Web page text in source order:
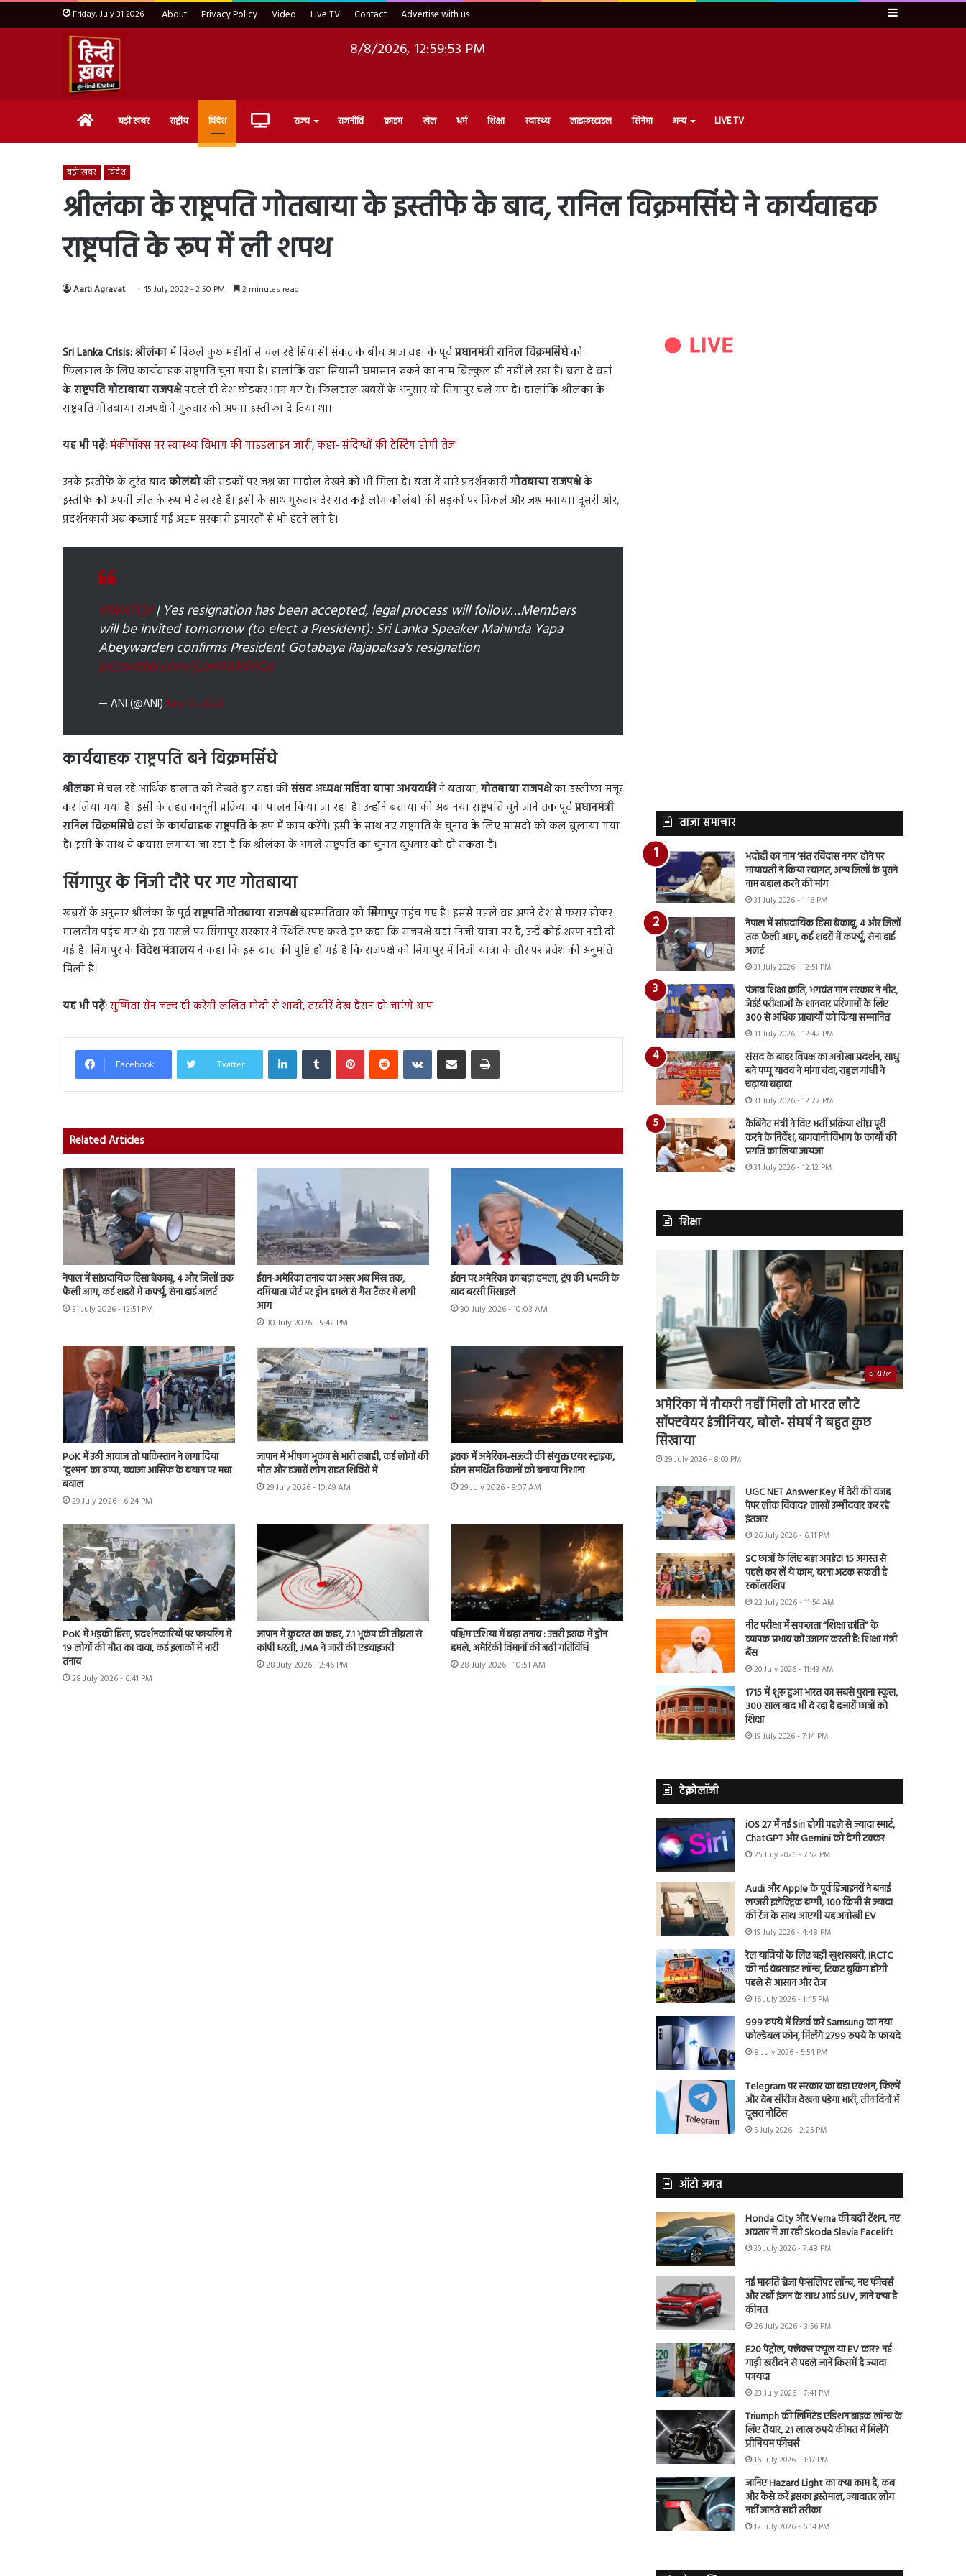
Friday, July 31 2026 About Privacy Policy Video Live TV Contact Advertise with us Sidebar
8/8/2026, 12:59:54 PM
Home बड़ी ख़बर राष्ट्रीय विदेश Live राज्य राजनीति क्राइम खेल धर्म शिक्षा स्वास्थ्य लाइफ़स्टाइल सिनेमा अन्य LIVE TV
बड़ी ख़बर विदेश
श्रीलंका के राष्ट्रपति गोतबाया के इस्तीफे के बाद, रानिल विक्रमसिंघे ने कार्यवाहक
राष्ट्रपति के रूप में ली शपथ
Aarti Agravat 15 July 2022 - 2:50 PM 2 minutes read
Sri Lanka Crisis:श्रीलंकामें पिछले कुछ महीनों से चल रहे सियासी संकट के बीच आज वहां के पूर्वप्रधानमंत्री रानिल विक्रमसिंघेको
फिलहाल के लिए कार्यवाहक राष्ट्रपति चुना गया है। हालांकि वहां सियासी घमासान रुकने का नाम बिल्कुल ही नहीं ले रहा है। बता दें वहां
केराष्ट्रपति गोटाबाया राजपक्षेपहले ही देश छोड़कर भाग गए हैं। फिलहाल खबरों के अनुसार वो सिंगापुर चले गए है। हालांकिश्रीलंका के
राष्ट्रपति गोतबाया राजपक्षे ने गुरुवार को अपना इस्तीफा दे दिया था।
यह भी पढ़ें:मंकीपॉक्स पर स्वास्थ्य विभाग की गाइडलाइन जारी, कहा-‘संदिग्धों की टेस्टिंग होगी तेज’
उनके इस्तीफे के तुरंत बादकोलंबोकी सड़कों पर जश्न का माहौल देखने को भी मिला है। बता दें सारे प्रदर्शनकारीगोतबाया राजपक्षेके
इस्तीफे को अपनी जीत के रूप में देख रहे हैं। इसी के साथ गुरुवार देर रात कई लोग कोलंबों की सड़कों पर निकले और जश्न मनाया। दूसरी ओर,
प्रदर्शनकारी अब कब्जाई गईं अहम सरकारी इमारतों से भी हटने लगे हैं।
#WATCH| Yes resignation has been accepted, legal process will follow…Members
will be invited tomorrow (to elect a President): Sri Lanka Speaker Mahinda Yapa
Abeywarden confirms President Gotabaya Rajapaksa's resignation
pic.twitter.com/jLomNW64Cq
— ANI (@ANI) July 15, 2022
कार्यवाहक राष्ट्रपति बने विक्रमसिंघे
श्रीलंकामें चल रहे आर्थिक हालात को देखते हुए वहां कीसंसद अध्यक्ष महिंदा यापा अभयवर्धनेने बताया,गोतबाया राजपक्षेका इस्तीफा मंजूर
कर लिया गया है। इसी के तहत कानूनी प्रक्रिया का पालन किया जा रहा है। उन्होंने बताया की अब नया राष्ट्रपति चुने जाने तक पूर्वप्रधानमंत्री
रानिल विक्रमसिंघेवहां केकार्यवाहक राष्ट्रपतिके रूप में काम करेंगे। इसी के साथ नए राष्ट्रपति के चुनाव के लिए सांसदों को कल बुलाया गया
है। इसी के साथ ये कयास लगाया जा रहा है कि श्रीलंका के अगले राष्ट्रपति का चुनाव बुधवार को हो सकता है।
सिंगापुर के निजी दौरे पर गए गोतबाया
खबरों के अनुसार श्रीलंका के पूर्वराष्ट्रपति गोतबाया राजपक्षेबृहस्पतिवार कोसिंगापुरपहुंच गए है। इससे पहले वह अपने देश से फरार होकर
मालदीव पहुंच गए थे। इस मसले पर सिंगापुर सरकार ने स्थिति स्पष्ट करते हुए कहा कि राजपक्षे यहां निजी यात्रा पर हैं, उन्हें कोई शरण नहीं दी
गई है। सिंगापुर केविदेश मंत्रालयने कहा कि इस बात की पुष्टि हो गई है कि राजपक्षे को सिंगापुर में निजी यात्रा के तौर पर प्रवेश की अनुमति
मिली है।
यह भी पढ़ें:सुष्मिता सेन जल्द ही करेंगी ललित मोदी से शादी, तस्वीरें देख हैरान हो जाएंगे आप
Facebook Twitter
LinkedInTumblr PinterestReddit VKontakteShare via Email Print
Related Articles
नेपाल में सांप्रदायिक हिंसा बेकाबू, 4 और जिलों तक
फैली आग, कई शहरों में कर्फ्यू, सेना हाई अलर्ट
31 July 2026 - 12:51 PM
ईरान-अमेरिका तनाव का असर अब मिस्र तक,
दमियाता पोर्ट पर ड्रोन हमले से गैस टैंकर में लगी
आग
30 July 2026 - 5:42 PM
ईरान पर अमेरिका का बड़ा हमला, ट्रंप की धमकी के
बाद बरसी मिसाइलें
30 July 2026 - 10:03 AM
PoK में उठी आवाज तो पाकिस्तान ने लगा दिया
‘दुश्मन’ का ठप्पा, ख्वाजा आसिफ के बयान पर मचा
बवाल
29 July 2026 - 6:24 PM
जापान में भीषण भूकंप से भारी तबाही, कई लोगों की
मौत और हजारों लोग राहत शिविरों में
29 July 2026 - 10:49 AM
इराक में अमेरिका-सऊदी की संयुक्त एयर स्ट्राइक,
ईरान समर्थित ठिकानों को बनाया निशाना
29 July 2026 - 9:07 AM
PoK में भड़की हिंसा, प्रदर्शनकारियों पर फायरिंग में
19 लोगों की मौत का दावा, कई इलाकों में भारी
तनाव
28 July 2026 - 6:41 PM
जापान में कुदरत का कहर, 7.1 भूकंप की तीव्रता से
कांपी धरती, JMA ने जारी की एडवाइजरी
28 July 2026 - 2:46 PM
पश्चिम एशिया में बढ़ा तनाव : उत्तरी इराक में ड्रोन
हमले, अमेरिकी विमानों की बढ़ी गतिविधि
28 July 2026 - 10:51 AM
ताज़ा समाचार
भदोही का नाम ‘संत रविदास नगर’ होने पर
मायावती ने किया स्वागत, अन्य जिलों के पुराने
नाम बहाल करने की मांग
31 July 2026 - 1:16 PM
नेपाल में सांप्रदायिक हिंसा बेकाबू, 4 और जिलों
तक फैली आग, कई शहरों में कर्फ्यू, सेना हाई
अलर्ट
31 July 2026 - 12:51 PM
पंजाब शिक्षा क्रांति, भगवंत मान सरकार ने नीट,
जेईई परीक्षाओं के शानदार परिणामों के लिए
300 से अधिक प्राचार्यों को किया सम्मानित
31 July 2026 - 12:42 PM
संसद के बाहर विपक्ष का अनोखा प्रदर्शन, साधु
बने पप्पू यादव ने मांगा चंदा, राहुल गांधी ने
चढ़ाया चढ़ावा
31 July 2026 - 12:22 PM
कैबिनेट मंत्री ने दिए भर्ती प्रक्रिया शीघ्र पूरी
करने के निर्देश, बागवानी विभाग के कार्यों की
प्रगति का लिया जायजा
31 July 2026 - 12:12 PM
शिक्षा
वायरल
अमेरिका में नौकरी नहीं मिली तो भारत लौटे
सॉफ्टवेयर इंजीनियर, बोले- संघर्ष ने बहुत कुछ
सिखाया
29 July 2026 - 8:00 PM
UGC NET Answer Key में देरी की वजह
पेपर लीक विवाद? लाखों उम्मीदवार कर रहे
इंतजार
26 July 2026 - 6:11 PM
SC छात्रों के लिए बड़ा अपडेट! 15 अगस्त से
पहले कर लें ये काम, वरना अटक सकती है
स्कॉलरशिप
22 July 2026 - 11:54 AM
नीट परीक्षा में सफलता “शिक्षा क्रांति” के
व्यापक प्रभाव को उजागर करती है: शिक्षा मंत्री
बैंस
20 July 2026 - 11:43 AM
1715 में शुरू हुआ भारत का सबसे पुराना स्कूल,
300 साल बाद भी दे रहा है हजारों छात्रों को
शिक्षा
19 July 2026 - 7:14 PM
टेक्नोलॉजी
iOS 27 में नई Siri होगी पहले से ज्यादा स्मार्ट,
ChatGPT और Gemini को देगी टक्कर
25 July 2026 - 7:52 PM
Audi और Apple के पूर्व डिजाइनरों ने बनाई
लग्जरी इलेक्ट्रिक बग्गी, 100 किमी से ज्यादा
की रेंज के साथ आएगी यह अनोखी EV
19 July 2026 - 4:48 PM
रेल यात्रियों के लिए बड़ी खुशखबरी, IRCTC
की नई वेबसाइट लॉन्च, टिकट बुकिंग होगी
पहले से आसान और तेज
16 July 2026 - 1:45 PM
999 रुपये में रिजर्व करें Samsung का नया
फोल्डेबल फोन, मिलेंगे 2799 रुपये के फायदे
8 July 2026 - 5:54 PM
Telegram पर सरकार का बड़ा एक्शन, फिल्में
और वेब सीरीज देखना पड़ेगा भारी, तीन दिनों में
दूसरा नोटिस
5 July 2026 - 2:25 PM
ऑटो जगत
Honda City और Verna की बढ़ी टेंशन, नए
अवतार में आ रही Skoda Slavia Facelift
30 July 2026 - 7:48 PM
नई मारुति ब्रेजा फेसलिफ्ट लॉन्च, नए फीचर्स
और टर्बो इंजन के साथ आई SUV, जानें क्या है
कीमत
26 July 2026 - 3:56 PM
E20 पेट्रोल, फ्लेक्स फ्यूल या EV कार? नई
गाड़ी खरीदने से पहले जानें किसमें है ज्यादा
फायदा
23 July 2026 - 7:41 PM
Triumph की लिमिटेड एडिशन बाइक लॉन्च के
लिए तैयार, 21 लाख रुपये कीमत में मिलेंगे
प्रीमियम फीचर्स
16 July 2026 - 3:17 PM
जानिए Hazard Light का क्या काम है, कब
और कैसे करें इसका इस्तेमाल, ज्यादातर लोग
नहीं जानते सही तरीका
12 July 2026 - 6:14 PM